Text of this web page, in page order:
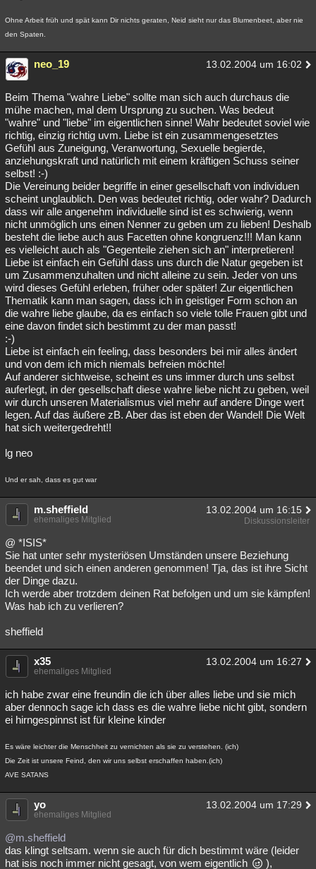
Ohne Arbeit früh und spät kann Dir nichts geraten, Neid sieht nur das Blumenbeet, aber nie
den Spaten.
neo_19 13.02.2004 um 16:02
Beim Thema "wahre Liebe" sollte man sich auch durchaus die
mühe machen, mal dem Ursprung zu suchen. Was bedeut
"wahre" und "liebe" im eigentlichen sinne! Wahr bedeutet soviel wie
richtig, einzig richtig uvm. Liebe ist ein zusammengesetztes
Gefühl aus Zuneigung, Veranwortung, Sexuelle begierde,
anziehungskraft und natürlich mit einem kräftigen Schuss seiner
selbst! :-)
Die Vereinung beider begriffe in einer gesellschaft von individuen
scheint unglaublich. Den was bedeutet richtig, oder wahr? Dadurch
dass wir alle angenehm individuelle sind ist es schwierig, wenn
nicht unmöglich uns einen Nenner zu geben um zu lieben! Deshalb
besteht die liebe auch aus Facetten ohne kongruenz!!! Man kann
es vielleicht auch als "Gegenteile ziehen sich an" interpretieren!
Liebe ist einfach ein Gefühl dass uns durch die Natur gegeben ist
um Zusammenzuhalten und nicht alleine zu sein. Jeder von uns
wird dieses Gefühl erleben, früher oder später! Zur eigentlichen
Thematik kann man sagen, dass ich in geistiger Form schon an
die wahre liebe glaube, da es einfach so viele tolle Frauen gibt und
eine davon findet sich bestimmt zu der man passt!
:-)
Liebe ist einfach ein feeling, dass besonders bei mir alles ändert
und von dem ich mich niemals befreien möchte!
Auf anderer sichtweise, scheint es uns immer durch uns selbst
auferlegt, in der gesellschaft diese wahre liebe nicht zu geben, weil
wir durch unseren Materialismus viel mehr auf andere Dinge wert
legen. Auf das äußere zB. Aber das ist eben der Wandel! Die Welt
hat sich weitergedreht!!
lg neo
Und er sah, dass es gut war
m.sheffield 13.02.2004 um 16:15
ehemaliges Mitglied Diskussionsleiter
@ *ISIS*
Sie hat unter sehr mysteriösen Umständen unsere Beziehung
beendet und sich einen anderen genommen! Tja, das ist ihre Sicht
der Dinge dazu.
Ich werde aber trotzdem deinen Rat befolgen und um sie kämpfen!
Was hab ich zu verlieren?
sheffield
x35 13.02.2004 um 16:27
ehemaliges Mitglied
ich habe zwar eine freundin die ich über alles liebe und sie mich
aber dennoch sage ich dass es die wahre liebe nicht gibt, sondern
ei hirngespinnst ist für kleine kinder
Es wäre leichter die Menschheit zu vernichten als sie zu verstehen. (ich)
Die Zeit ist unsere Feind, den wir uns selbst erschaffen haben.(ich)
AVE SATANS
yo 13.02.2004 um 17:29
ehemaliges Mitglied
@m.sheffield
das klingt seltsam. wenn sie auch für dich bestimmt wäre (leider
hat isis noch immer nicht gesagt, von wem eigentlich
),